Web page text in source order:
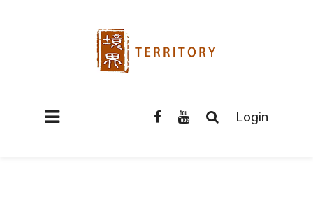
Login